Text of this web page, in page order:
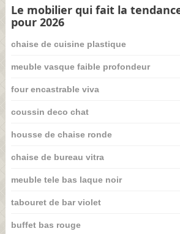
Le mobilier qui fait la
pour 2026
chaise de cuisine plastique
meuble vasque faible profondeur
four encastrable viva
coussin deco chat
housse de chaise ronde
chaise de bureau vitra
meuble tele bas laque noir
tabouret de bar violet
buffet bas rouge